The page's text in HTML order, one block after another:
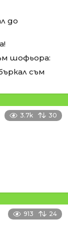
до
шофьора:
съм
3.7k 30
913 24